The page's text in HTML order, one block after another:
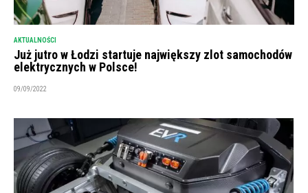
AKTUALNOŚCI
Już jutro w Łodzi startuje największy zlot samochodów
elektrycznych w Polsce!
09/09/2022